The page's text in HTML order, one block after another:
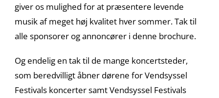
giver os mulighed for at præsentere levende
musik af meget høj kvalitet hver sommer. Tak til
alle sponsorer og annoncører i denne brochure.
Og endelig en tak til de mange koncertsteder,
som beredvilligt åbner dørene for Vendsyssel
Festivals koncerter samt Vendsyssel Festivals